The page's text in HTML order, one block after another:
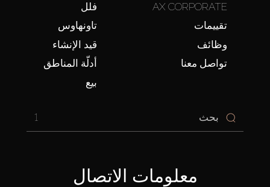
فلل
تاونهاوس
قيد الإنشاء
أدلّة المناطق
بيع
AX CORPORATE
تقييمات
وظائف
تواصل معنا
1
معلومات الاتصال